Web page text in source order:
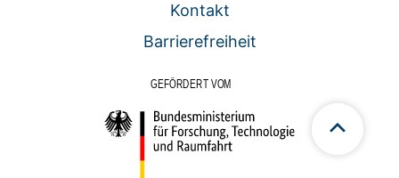
Kontakt
Barrierefreiheit